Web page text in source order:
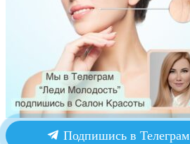
Подпишись в Телеграм